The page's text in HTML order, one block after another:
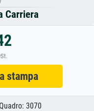
Carriera
stampa
3070